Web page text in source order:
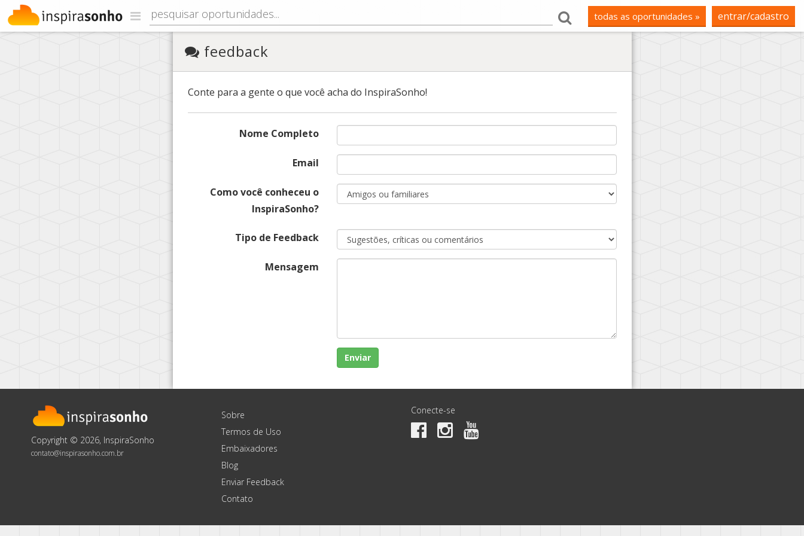
todas as oportunidades » entrar/cadastro
feedback
Conte para a gente o que você acha do InspiraSonho!
Nome Completo
Email
Como você conheceu o
InspiraSonho?
Tipo de Feedback
Mensagem
Enviar
Copyright © 2026, InspiraSonho
contato@inspirasonho.com.br
Sobre
Termos de Uso
Embaixadores
Blog
Enviar Feedback
Contato
Conecte-se